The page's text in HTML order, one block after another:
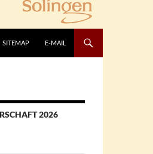
SITEMAP E-MAIL
2026